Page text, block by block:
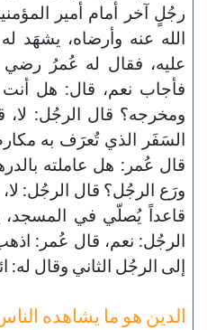
رجُلٍ آخر أمام أمير
الله عنه وأرضاه، يشهَد
عليه، فقال له عُمرُ رضي
فأجاب نعم، قال: هل
ومخرجه؟ قال الرجُل:
السَفَر الذي تُعرَف به
قال عُمر: هل عاملته
ورَع الرجُل؟ قال الرجُل:
قاعداً يُصلّي في المسجد،
الرجُل: نعم، قال عُمر:
إلى الرجُل الثاني وقال له:
الدين هو ما يشاهده